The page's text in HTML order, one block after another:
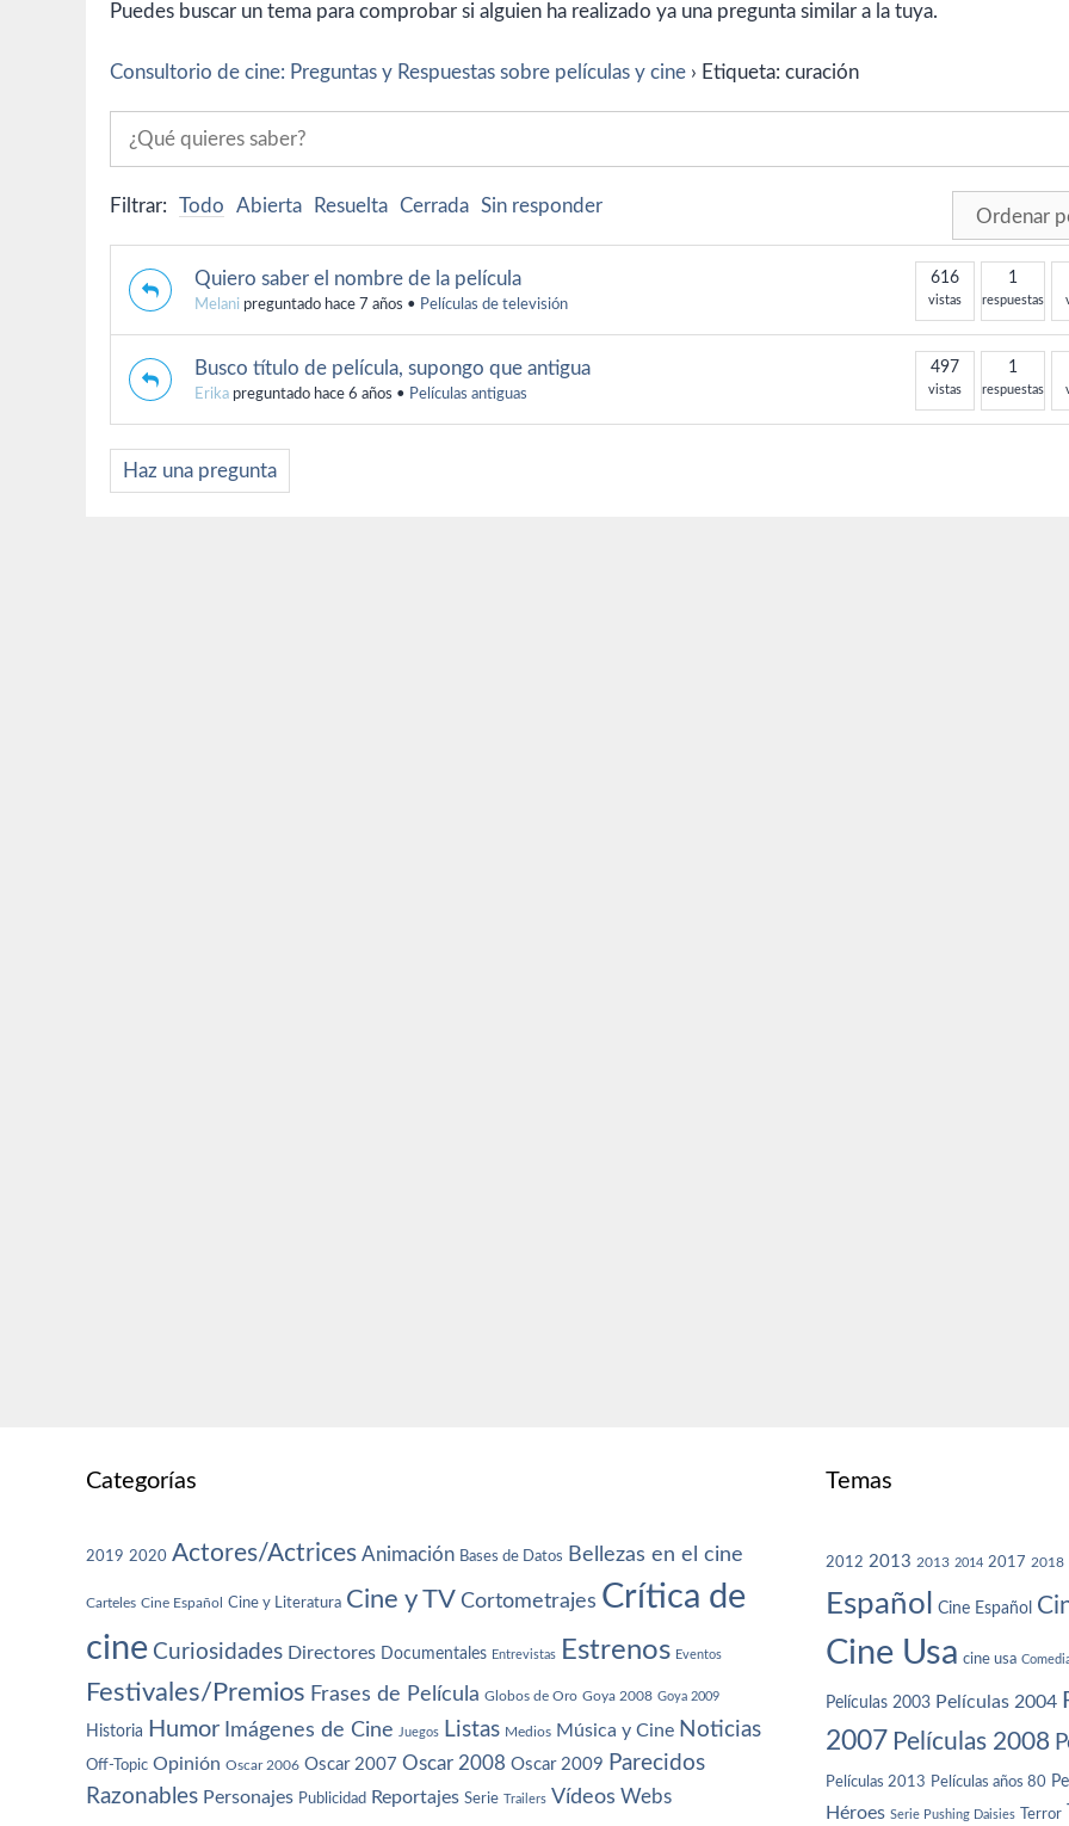
Puedes buscar un tema para comprobar si alguien ha realizado ya una pregunta similar a la tuya.
Consultorio de cine: Preguntas y Respuestas sobre películas y cine › Etiqueta: curación
Filtrar: Todo Abierta Resuelta Cerrada Sin responder
Quiero saber el nombre de la película
Melani preguntado hace 7 años • Películas de televisión
616
vistas
1
respuestas
Busco título de película, supongo que antigua
Erika preguntado hace 6 años • Películas antiguas
497
vistas
1
respuestas
Haz una pregunta
Categorías
2019 2020 Actores/Actrices Animación Bases de Datos Bellezas en el cine
Carteles Cine Español Cine y Literatura Cine y TV Cortometrajes Crítica de
cine Curiosidades Directores Documentales Entrevistas Estrenos Eventos
Festivales/Premios Frases de Película Globos de Oro Goya 2008 Goya 2009
Historia Humor Imágenes de Cine Juegos Listas Medios Música y Cine Noticias
Off-Topic Opinión Oscar 2006 Oscar 2007 Oscar 2008 Oscar 2009 Parecidos
Razonables Personajes Publicidad Reportajes Serie Trailers Vídeos Webs
Temas
2012 2013 2013 2014 2017 2018
Español Cine Español
Cine Usa cine usa
Películas 2003 Películas 2004
2007 Películas 2008
Películas 2013 Películas años 80
Héroes Serie Pushing Daisies Terror